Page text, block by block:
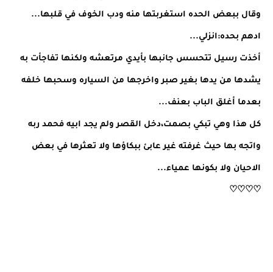
وقال ببعض الحده استغربتها منه ودب الخوف في قلبها...
ادهم بحده:انزلي...
أخذت رسيل تتحسس جانبها بأيدي مرتعشه ولكنها تفاجأت به
يشدها من يدها بغير صبر واخرجها من السياره وسحبها خلفه
بعدما أغلق الباب بعنف...
كل هذا وهي تبكي بصمت،دخل القصر ولم يجد ابيه فحمد ربه
واتجه بها حيث غرفته غير عابئ ببكاؤها ولا تعثرها في بعض
الاحيان ولا بكونها عمياء...
♡♡♡♡